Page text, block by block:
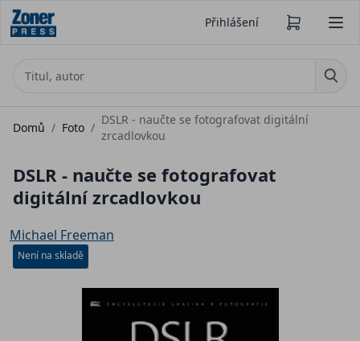
Přihlášení
Domů / Foto /
DSLR - naučte se fotografovat digitální
zrcadlovkou
DSLR - naučte se fotografovat
digitální zrcadlovkou
Michael Freeman
Není na skladě